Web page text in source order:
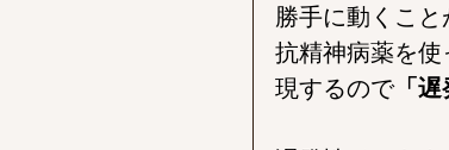
勝手に動くこ
抗精神病薬を
現するので「遅